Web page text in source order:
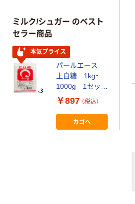
ミルク/シュガー のベスト
セラー商品
本気プライス
パールエース
上白糖 1kg・
1000g 1セット
（1kg×3袋） 白
砂糖 砂糖
￥897 （税込）
カゴへ